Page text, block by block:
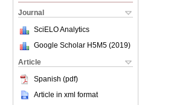
Journal
SciELO Analytics
Google Scholar H5M5 (2019)
Article
Spanish (pdf)
Article in xml format